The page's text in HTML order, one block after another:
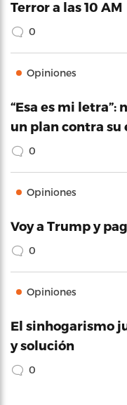
Terror a las 10 AM
0
Opiniones
“Esa es mi letra”:
un plan contra su
0
Opiniones
Voy a Trump y
0
Opiniones
El sinhogarismo
y solución
0